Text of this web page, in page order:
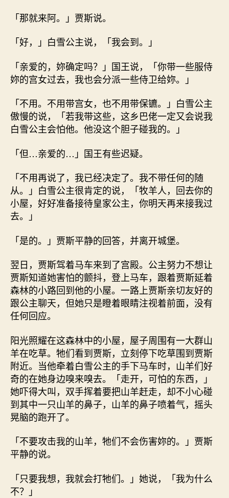
「那就来阿。」贾斯说。
「好，」白雪公主说，「我会到。」
「亲爱的，妳确定吗？」国王说，「你带一些服侍
妳的宫女过去，我也会分派一些侍卫给妳。」
「不用。不用带宫女，也不用带保镳。」白雪公主
傲慢的说，「若我带这些，这乡巴佬一定又会说我
白雪公主会怕他。他没这个胆子碰我的。」
「但…亲爱的…」国王有些迟疑。
「不用再说了，我已经决定了。我不带任何的随
从。」白雪公主很肯定的说，「牧羊人，回去你的
小屋，好好准备接待皇家公主，你明天再来接我过
去。」
「是的。」贾斯平静的回答，并离开城堡。
翌日，贾斯驾着马车来到了宫殿。公主努力不想让
贾斯知道她害怕的颤抖，登上马车，跟着贾斯延着
森林的小路回到他的小屋。一路上贾斯亲切友好的
跟公主聊天，但她只是瞪着眼睛注视着前面，没有
任何回应。
阳光照耀在这森林中的小屋，屋子周围有一大群山
羊在吃草。牠们看到贾斯，立刻停下吃草围到贾斯
附近。当他牵着白雪公主的手下马车时，山羊们好
奇的在她身边嗅来嗅去。「走开，可怕的东西，」
她吓得大叫，双手挥着要把山羊赶走，却不小心碰
到其中一只山羊的鼻子，山羊的鼻子喷着气，摇头
晃脑的跑开了。
「不要攻击我的山羊，牠们不会伤害妳的。」贾斯
平静的说。
「只要我想，我就会打牠们。」她说，「我为什么
不？」